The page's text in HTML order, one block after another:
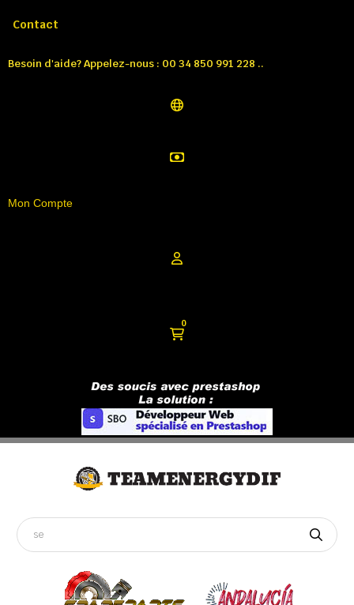
Contact
Besoin d'aide? Appelez-nous : 00 34 850 991 228 ..
Mon Compte
0